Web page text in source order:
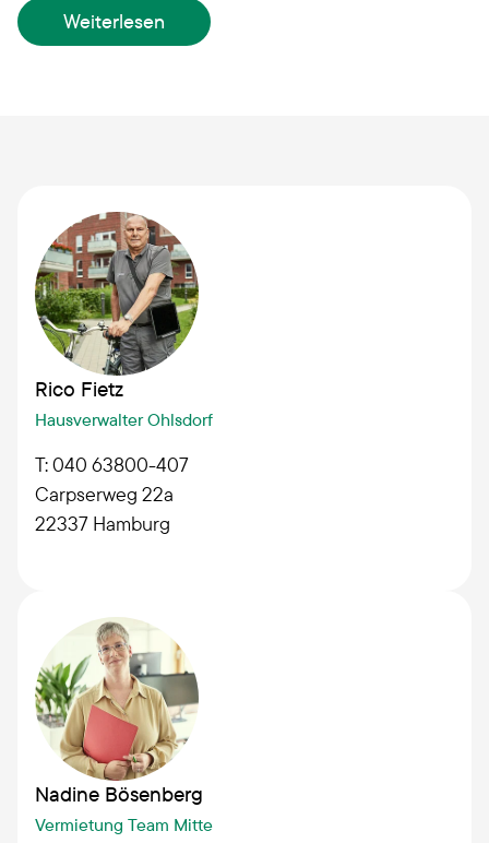
Stadtteile Barmbek-Süd und Barmbek-Nord über
Ohlsdorf bis nach Fuhlsbüttel.
Weiterlesen
Rico Fietz
Hausverwalter Ohlsdorf
T: 040 63800-407
Carpserweg 22a
22337 Hamburg
Nadine Bösenberg
Vermietung Team Mitte